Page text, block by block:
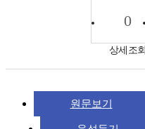
0
상세조회
원문보기